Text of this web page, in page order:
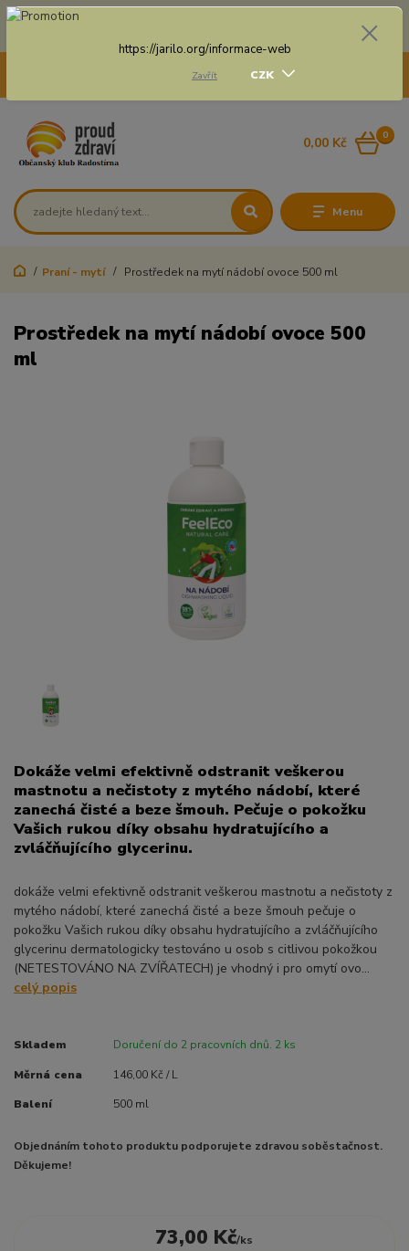
Doprava zdarma na některé druhy dopravy při nákupu
Menu
CZK
0
0,00 Kč
Praní - mytí Prostředek na mytí nádobí ovoce 500 ml
Prostředek na mytí nádobí ovoce 500
ml
Dokáže velmi efektivně odstranit veškerou
mastnotu a nečistoty z mytého nádobí, které
zanechá čisté a beze šmouh. Pečuje o pokožku
Vašich rukou díky obsahu hydratujícího a
zvláčňujícího glycerinu.
dokáže velmi efektivně odstranit veškerou mastnotu a nečistoty z
mytého nádobí, které zanechá čisté a beze šmouh pečuje o
pokožku Vašich rukou díky obsahu hydratujícího a zvláčňujícího
glycerinu dermatologicky testováno u osob s citlivou pokožkou
(NETESTOVÁNO NA ZVÍŘATECH) je vhodný i pro omytí ovo...
celý popis
Skladem Doručení do 2 pracovních dnů. 2 ks
Měrná cena 146,00 Kč / L
Balení 500 ml
Objednáním tohoto produktu podporujete zdravou soběstačnost.
Děkujeme!
73,00 Kč/ks
https://jarilo.org/informace-web
Zavřít